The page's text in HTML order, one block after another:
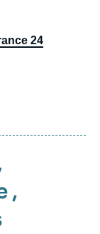
24
,